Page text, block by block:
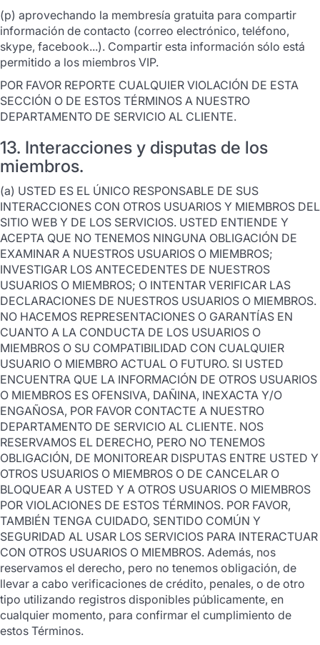
(p) aprovechando la membresía gratuita para compartir
información de contacto (correo electrónico, teléfono,
skype, facebook...). Compartir esta información sólo está
permitido a los miembros VIP.
POR FAVOR REPORTE CUALQUIER VIOLACIÓN DE ESTA
SECCIÓN O DE ESTOS TÉRMINOS A NUESTRO
DEPARTAMENTO DE SERVICIO AL CLIENTE.
13. Interacciones y disputas de los
miembros.
(a) USTED ES EL ÚNICO RESPONSABLE DE SUS
INTERACCIONES CON OTROS USUARIOS Y MIEMBROS DEL
SITIO WEB Y DE LOS SERVICIOS. USTED ENTIENDE Y
ACEPTA QUE NO TENEMOS NINGUNA OBLIGACIÓN DE
EXAMINAR A NUESTROS USUARIOS O MIEMBROS;
INVESTIGAR LOS ANTECEDENTES DE NUESTROS
USUARIOS O MIEMBROS; O INTENTAR VERIFICAR LAS
DECLARACIONES DE NUESTROS USUARIOS O MIEMBROS.
NO HACEMOS REPRESENTACIONES O GARANTÍAS EN
CUANTO A LA CONDUCTA DE LOS USUARIOS O
MIEMBROS O SU COMPATIBILIDAD CON CUALQUIER
USUARIO O MIEMBRO ACTUAL O FUTURO. SI USTED
ENCUENTRA QUE LA INFORMACIÓN DE OTROS USUARIOS
O MIEMBROS ES OFENSIVA, DAÑINA, INEXACTA Y/O
ENGAÑOSA, POR FAVOR CONTACTE A NUESTRO
DEPARTAMENTO DE SERVICIO AL CLIENTE. NOS
RESERVAMOS EL DERECHO, PERO NO TENEMOS
OBLIGACIÓN, DE MONITOREAR DISPUTAS ENTRE USTED Y
OTROS USUARIOS O MIEMBROS O DE CANCELAR O
BLOQUEAR A USTED Y A OTROS USUARIOS O MIEMBROS
POR VIOLACIONES DE ESTOS TÉRMINOS. POR FAVOR,
TAMBIÉN TENGA CUIDADO, SENTIDO COMÚN Y
SEGURIDAD AL USAR LOS SERVICIOS PARA INTERACTUAR
CON OTROS USUARIOS O MIEMBROS. Además, nos
reservamos el derecho, pero no tenemos obligación, de
llevar a cabo verificaciones de crédito, penales, o de otro
tipo utilizando registros disponibles públicamente, en
cualquier momento, para confirmar el cumplimiento de
estos Términos.